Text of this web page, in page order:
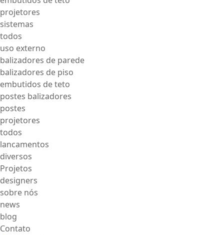
projetores
sistemas
todos
uso externo
balizadores de parede
balizadores de piso
embutidos de teto
postes balizadores
postes
projetores
todos
lancamentos
diversos
Projetos
designers
sobre nós
news
blog
Contato